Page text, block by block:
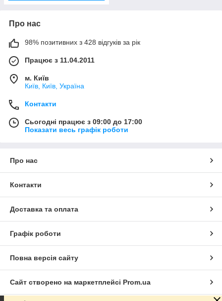
Про нас
98% позитивних з 428 відгуків за рік
Працює з 11.04.2011
м. Київ
Київ, Київ, Україна
Контакти
Сьогодні працює з 09:00 до 17:00
Показати весь графік роботи
Про нас
Контакти
Доставка та оплата
Графік роботи
Повна версія сайту
Сайт створено на маркетплейсі Prom.ua